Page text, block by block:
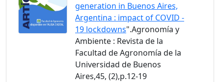
generation in Buenos Aires,
Argentina : impact of COVID -
19 lockdowns".Agronomía y
Ambiente : Revista de la
Facultad de Agronomía de la
Universidad de Buenos
Aires,45, (2),p.12-19